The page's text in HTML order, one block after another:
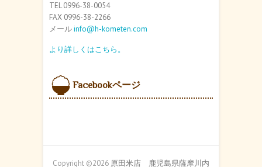
TEL 0996-38-0054
FAX 0996-38-2266
メールinfo@h-kometen.com
より詳しくはこちら。
Facebookページ
Copyright ©2026 原田米店 鹿児島県薩摩川内